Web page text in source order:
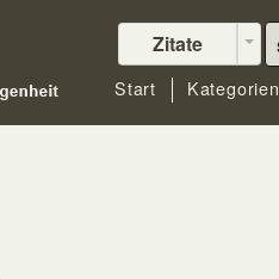
Zitate
Start Kategorien